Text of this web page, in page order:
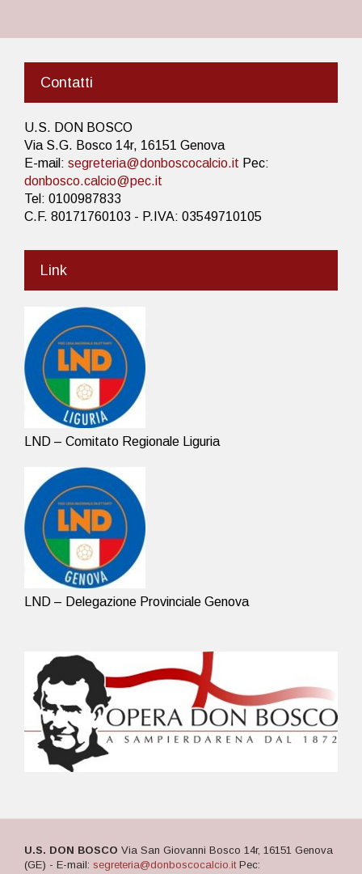
Contatti
U.S. DON BOSCO
Via S.G. Bosco 14r, 16151 Genova
E-mail: segreteria@donboscocalcio.it Pec:
donbosco.calcio@pec.it
Tel: 0100987833
C.F. 80171760103 - P.IVA: 03549710105
Link
LND – Comitato Regionale Liguria
LND – Delegazione Provinciale Genova
U.S. DON BOSCO Via San Giovanni Bosco 14r, 16151 Genova
(GE) - E-mail: segreteria@donboscocalcio.itPec: